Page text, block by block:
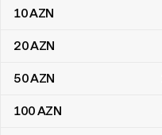
10AZN
20AZN
50AZN
100AZN